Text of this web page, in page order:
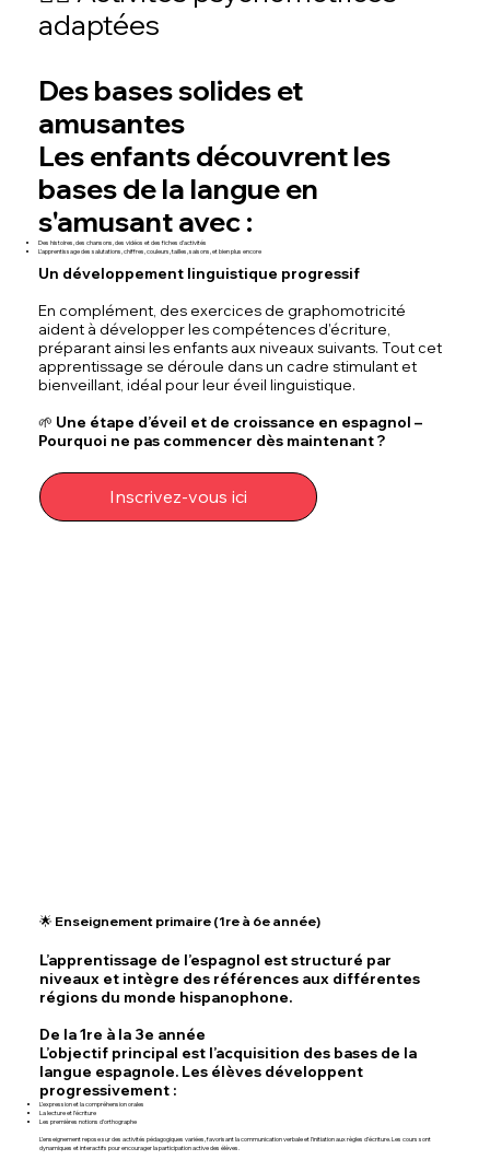
🌟 Enseignement primaire (1re à 6e année)
L’apprentissage de l’espagnol est structuré par
niveaux et intègre des références aux différentes
régions du monde hispanophone.
De la 1re à la 3e année
L’objectif principal est l’acquisition des bases de la
langue espagnole. Les élèves développent
progressivement :
L’expression et la compréhension orales
La lecture et l’écriture
Les premières notions d’orthographe
L’enseignement repose sur des activités pédagogiques variées, favorisant la communication verbale et l’initiation aux règles d’écriture. Les cours sont
dynamiques et interactifs pour encourager la participation active des élèves.
adaptées
Des bases solides et
amusantes
Les enfants découvrent les
bases de la langue en
s'amusant avec :
Des histoires, des chansons, des vidéos et des fiches d’activités
L’apprentissage des salutations, chiffres, couleurs, tailles, saisons, et bien plus encore
Un développement linguistique progressif
En complément, des exercices de graphomotricité
aident à développer les compétences d’écriture,
préparant ainsi les enfants aux niveaux suivants. Tout cet
apprentissage se déroule dans un cadre stimulant et
bienveillant, idéal pour leur éveil linguistique.
🌱 Une étape d’éveil et de croissance en espagnol –
Pourquoi ne pas commencer dès maintenant ?
Inscrivez-vous ici